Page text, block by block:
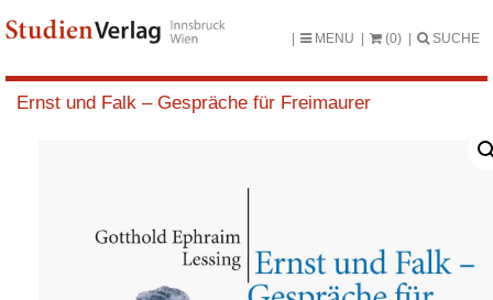
MENU (0) SUCHE
Ernst und Falk – Gespräche für Freimaurer